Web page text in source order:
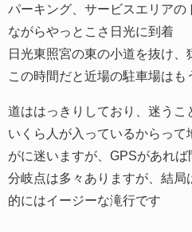
パーキング、サービスエリアの
ながらやっとこさ日光に到着
日光東照宮の東の小道を抜け、
この時間だと近場の駐車場はも
道ははっきりしており、迷うこ
いくら人が入っているからって
がに迷いますが、GPSがあれ
分岐点は多々ありますが、結局
的にはイージーな滝行です